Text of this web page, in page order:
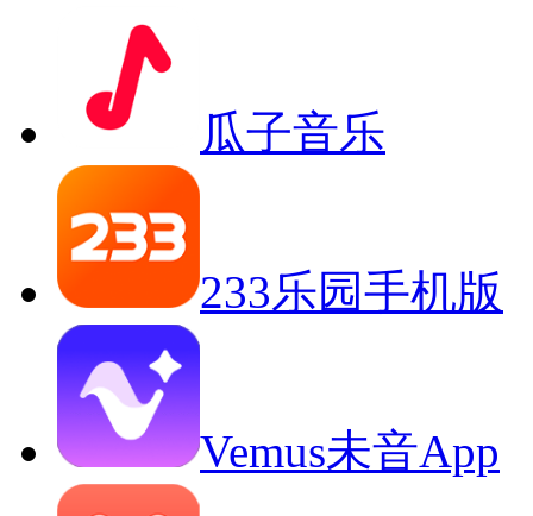
瓜子音乐
233乐园手机版
Vemus未音App